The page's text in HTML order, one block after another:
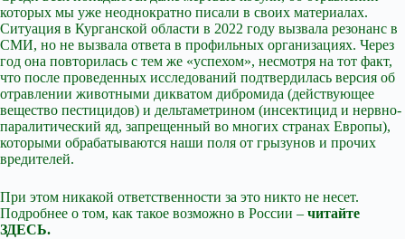
которых мы уже неоднократно писали в своих материалах.
Ситуация в Курганской области в 2022 году вызвала резонанс в
СМИ, но не вызвала ответа в профильных организациях. Через
год она повторилась с тем же «успехом», несмотря на тот факт,
что после проведенных исследований подтвердилась версия об
отравлении животными дикватом дибромида (действующее
вещество пестицидов) и дельтаметрином (инсектицид и нервно-
паралитический яд, запрещенный во многих странах Европы),
которыми обрабатываются наши поля от грызунов и прочих
вредителей.
При этом никакой ответственности за это никто не несет.
Подробнее о том, как такое возможно в России – читайте
ЗДЕСЬ.